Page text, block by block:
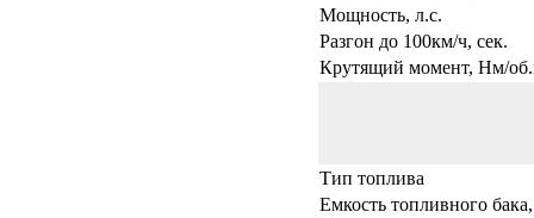
Мощность, л.с.
Разгон до 100км/ч, сек.
Крутящий момент, Нм/
Тип топлива
Емкость топливного